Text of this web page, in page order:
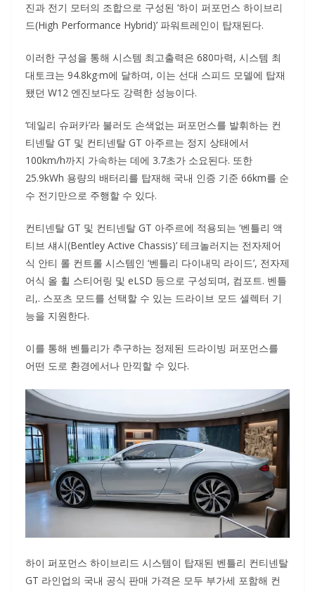
진과 전기 모터의 조합으로 구성된 ‘하이 퍼포먼스 하이브리
드(High Performance Hybrid)’ 파워트레인이 탑재된다.
이러한 구성을 통해 시스템 최고출력은 680마력, 시스템 최
대토크는 94.8kg·m에 달하며, 이는 선대 스피드 모델에 탑재
됐던 W12 엔진보다도 강력한 성능이다.
‘데일리 슈퍼카’라 불러도 손색없는 퍼포먼스를 발휘하는 컨
티넨탈 GT 및 컨티넨탈 GT 아주르는 정지 상태에서
100km/h까지 가속하는 데에 3.7초가 소요된다. 또한
25.9kWh 용량의 배터리를 탑재해 국내 인증 기준 66km를 순
수 전기만으로 주행할 수 있다.
컨티넨탈 GT 및 컨티넨탈 GT 아주르에 적용되는 ‘벤틀리 액
티브 섀시(Bentley Active Chassis)’ 테크놀러지는 전자제어
식 안티 롤 컨트롤 시스템인 ‘벤틀리 다이내믹 라이드’, 전자제
어식 올 휠 스티어링 및 eLSD 등으로 구성되며, 컴포트. 벤틀
리,. 스포츠 모드를 선택할 수 있는 드라이브 모드 셀렉터 기
능을 지원한다.
이를 통해 벤틀리가 추구하는 정제된 드라이빙 퍼포먼스를
어떤 도로 환경에서나 만끽할 수 있다.
하이 퍼포먼스 하이브리드 시스템이 탑재된 벤틀리 컨티넨탈
GT 라인업의 국내 공식 판매 가격은 모두 부가세 포함해 컨